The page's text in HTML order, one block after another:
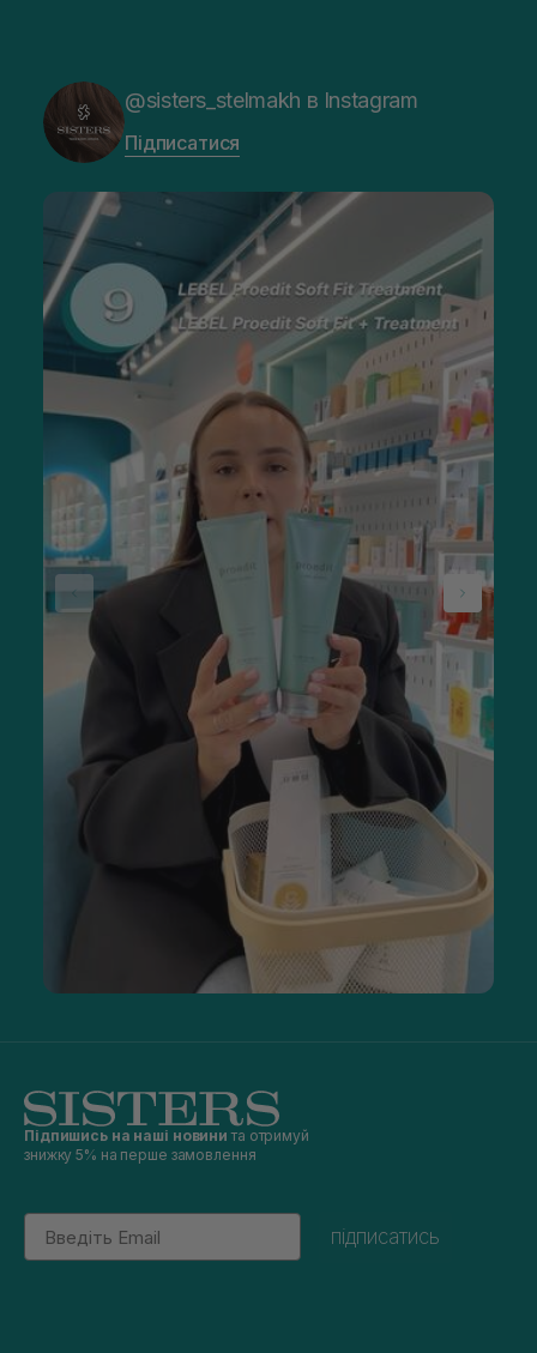
@sisters_stelmakh в Instagram
Підписатися
Підпишись на наші новини та отримуй
знижку 5% на перше замовлення
Email
підписатись